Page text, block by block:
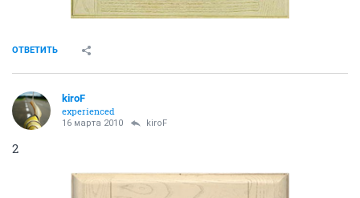
ОТВЕТИТЬ
kiroF
experienced
16 марта 2010 kiroF
2